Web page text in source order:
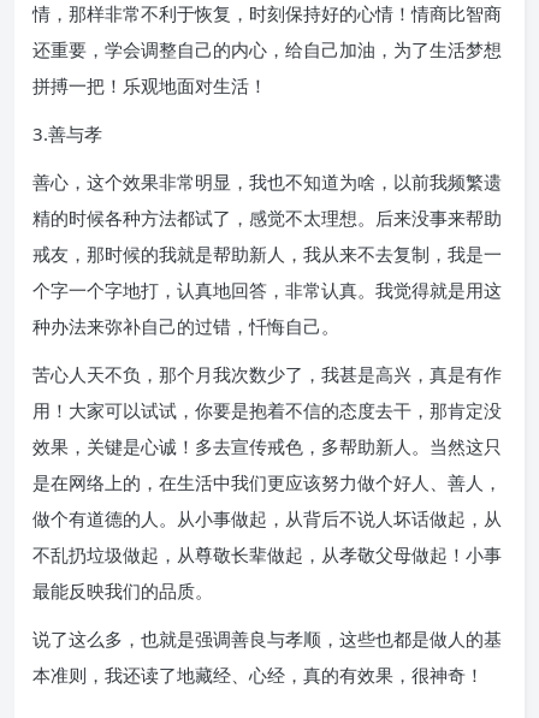
情，那样非常不利于恢复，时刻保持好的心情！情商比智商
还重要，学会调整自己的内心，给自己加油，为了生活梦想
拼搏一把！乐观地面对生活！
3.善与孝
善心，这个效果非常明显，我也不知道为啥，以前我频繁遗
精的时候各种方法都试了，感觉不太理想。后来没事来帮助
戒友，那时候的我就是帮助新人，我从来不去复制，我是一
个字一个字地打，认真地回答，非常认真。我觉得就是用这
种办法来弥补自己的过错，忏悔自己。
苦心人天不负，那个月我次数少了，我甚是高兴，真是有作
用！大家可以试试，你要是抱着不信的态度去干，那肯定没
效果，关键是心诚！多去宣传戒色，多帮助新人。当然这只
是在网络上的，在生活中我们更应该努力做个好人、善人，
做个有道德的人。从小事做起，从背后不说人坏话做起，从
不乱扔垃圾做起，从尊敬长辈做起，从孝敬父母做起！小事
最能反映我们的品质。
说了这么多，也就是强调善良与孝顺，这些也都是做人的基
本准则，我还读了地藏经、心经，真的有效果，很神奇！